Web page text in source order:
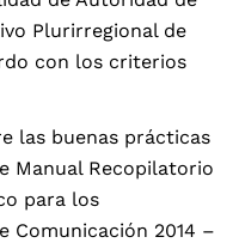
Plurirregional de
con los criterios
las buenas prácticas
Manual Recopilatorio
para los
Comunicación 2014 –